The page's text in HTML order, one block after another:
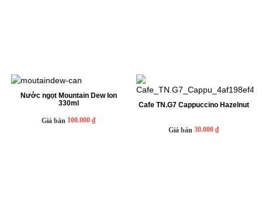
Nước ngọt Mountain Dew lon
330ml
Giá bán 100.000 ₫
Cafe TN.G7 Cappuccino Hazelnut
Giá bán 30.000 ₫